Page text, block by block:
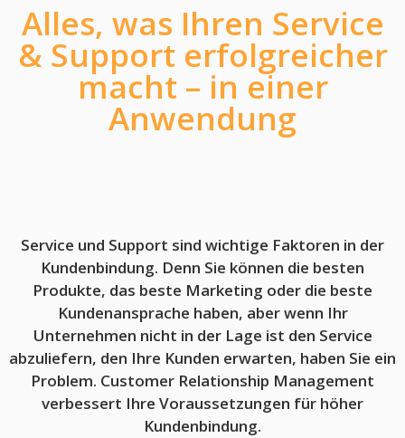
Alles, was Ihren Service
& Support erfolgreicher
macht – in einer
Anwendung
Service und Support sind wichtige Faktoren in der
Kundenbindung. Denn Sie können die besten
Produkte, das beste Marketing oder die beste
Kundenansprache haben, aber wenn Ihr
Unternehmen nicht in der Lage ist den Service
abzuliefern, den Ihre Kunden erwarten, haben Sie ein
Problem. Customer Relationship Management
verbessert Ihre Voraussetzungen für höher
Kundenbindung.